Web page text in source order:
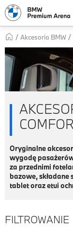
Akcesoria BMW
Oryginalne
wygodę
za przednimi
bazowe,
tablet oraz etui
FILTROWANIE